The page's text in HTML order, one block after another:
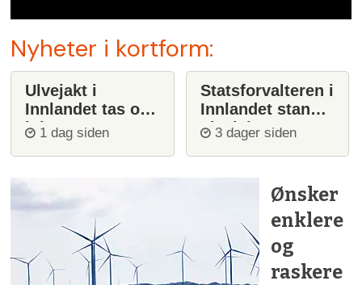
Nyheter i kortform:
Ulvejakt i
Innlandet tas opp
igjen
1 dag siden
Statsforvalteren i
Innlandet stanser
ulvejakt
3 dager siden
Ønsker
enklere
og
raskere